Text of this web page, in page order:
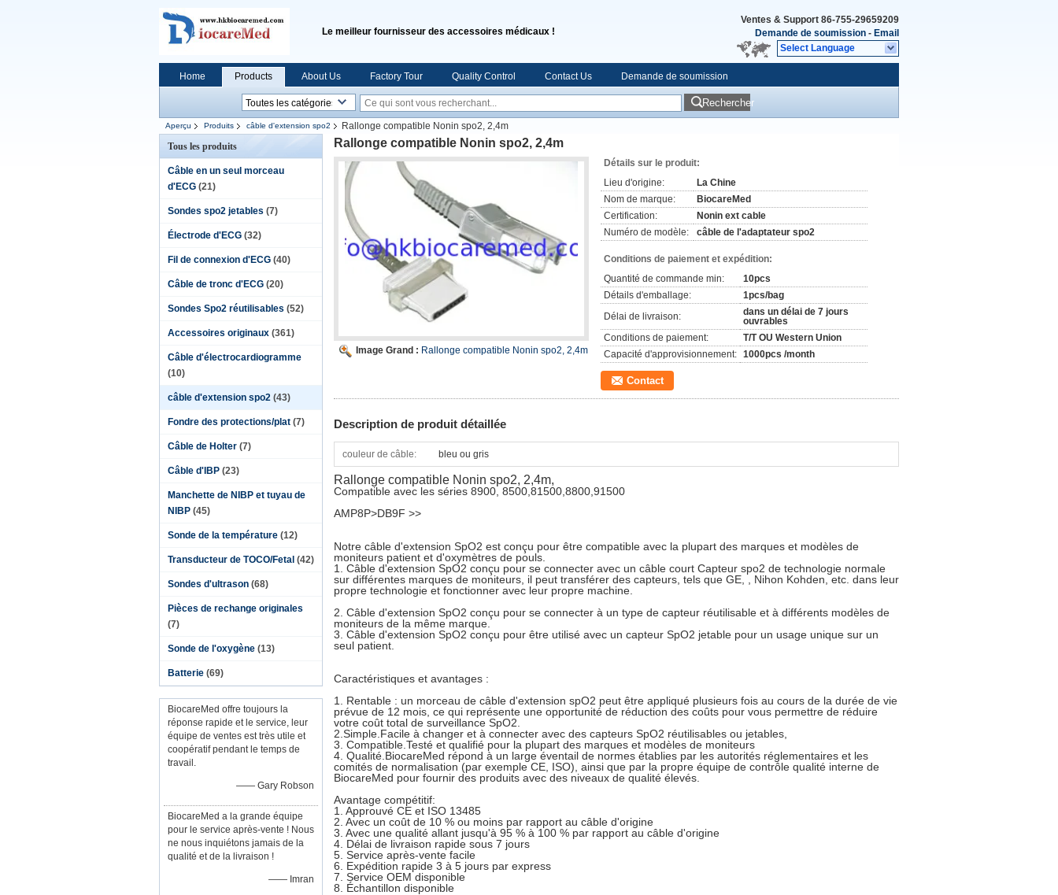
Le meilleur fournisseur des accessoires médicaux !
Ventes & Support 86-755-29659209
Demande de soumission - Email
Select Language
Home Products About Us Factory Tour Quality Control Contact Us Demande de soumission
Rechercher
Aperçu Produits câble d'extension spo2
Rallonge compatible Nonin spo2, 2,4m
Tous les produits
Câble en un seul morceau
d'ECG (21)
Sondes spo2 jetables (7)
Électrode d'ECG (32)
Fil de connexion d'ECG (40)
Câble de tronc d'ECG (20)
Sondes Spo2 réutilisables (52)
Accessoires originaux (361)
Câble d'électrocardiogramme
(10)
câble d'extension spo2 (43)
Fondre des protections/plat (7)
Câble de Holter (7)
Câble d'IBP (23)
Manchette de NIBP et tuyau de
NIBP (45)
Sonde de la température (12)
Transducteur de TOCO/Fetal (42)
Sondes d'ultrason (68)
Pièces de rechange originales
(7)
Sonde de l'oxygène (13)
Batterie (69)
BiocareMed offre toujours la
réponse rapide et le service, leur
équipe de ventes est très utile et
coopératif pendant le temps de
travail.
—— Gary Robson
BiocareMed a la grande équipe
pour le service après-vente ! Nous
ne nous inquiétons jamais de la
qualité et de la livraison !
—— Imran
Rallonge compatible Nonin spo2, 2,4m
Image Grand : Rallonge compatible Nonin spo2, 2,4m
Détails sur le produit:
Lieu d'origine:
La Chine
Nom de marque:
BiocareMed
Certification:
Nonin ext cable
Numéro de modèle:
câble de l'adaptateur spo2
Conditions de paiement et expédition:
Quantité de commande min:
10pcs
Détails d'emballage:
1pcs/bag
Délai de livraison:
dans un délai de 7 jours
ouvrables
Conditions de paiement:
T/T OU Western Union
Capacité d'approvisionnement: 1000pcs /month
Contact
Description de produit détaillée
couleur de câble: bleu ou gris
Rallonge compatible Nonin spo2, 2,4m,
Compatible avec les séries 8900, 8500,81500,8800,91500
AMP8P>DB9F >>
Notre câble d'extension SpO2 est conçu pour être compatible avec la plupart des marques et modèles de
moniteurs patient et d'oxymètres de pouls.
1. Câble d'extension SpO2 conçu pour se connecter avec un câble court Capteur spo2 de technologie normale
sur différentes marques de moniteurs, il peut transférer des capteurs, tels que GE, , Nihon Kohden, etc. dans leur
propre technologie et fonctionner avec leur propre machine.
2. Câble d'extension SpO2 conçu pour se connecter à un type de capteur réutilisable et à différents modèles de
moniteurs de la même marque.
3. Câble d'extension SpO2 conçu pour être utilisé avec un capteur SpO2 jetable pour un usage unique sur un
seul patient.
Caractéristiques et avantages :
1. Rentable : un morceau de câble d'extension spO2 peut être appliqué plusieurs fois au cours de la durée de vie
prévue de 12 mois, ce qui représente une opportunité de réduction des coûts pour vous permettre de réduire
votre coût total de surveillance SpO2.
2.Simple.Facile à changer et à connecter avec des capteurs SpO2 réutilisables ou jetables,
3. Compatible.Testé et qualifié pour la plupart des marques et modèles de moniteurs
4. Qualité.BiocareMed répond à un large éventail de normes établies par les autorités réglementaires et les
comités de normalisation (par exemple CE, ISO), ainsi que par la propre équipe de contrôle qualité interne de
BiocareMed pour fournir des produits avec des niveaux de qualité élevés.
Avantage compétitif:
1. Approuvé CE et ISO 13485
2. Avec un coût de 10 % ou moins par rapport au câble d'origine
3. Avec une qualité allant jusqu'à 95 % à 100 % par rapport au câble d'origine
4. Délai de livraison rapide sous 7 jours
5. Service après-vente facile
6. Expédition rapide 3 à 5 jours par express
7. Service OEM disponible
8. Échantillon disponible